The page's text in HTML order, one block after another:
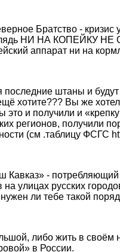
Братство - кризис
НИ НА КОПЕЙКУ
аппарат ни на
последние штаны и
хотите??? Вы же
это и получили и
регионов, получили
(см .таблицу ФСГС
Кавказ» -
на улицах русских
ли тебе такой
либо жить в своём
в России.